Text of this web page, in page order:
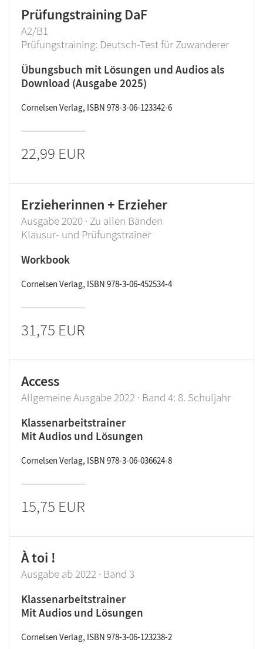
Prüfungstraining DaF
A2/B1
Prüfungstraining: Deutsch-Test für Zuwanderer
Übungsbuch mit Lösungen und Audios als
Download (Ausgabe 2025)
Cornelsen Verlag, ISBN 978-3-06-123342-6
22,99 EUR
Erzieherinnen + Erzieher
Ausgabe 2020 · Zu allen Bänden
Klausur- und Prüfungstrainer
Workbook
Cornelsen Verlag, ISBN 978-3-06-452534-4
31,75 EUR
Access
Allgemeine Ausgabe 2022 · Band 4: 8. Schuljahr
Klassenarbeitstrainer
Mit Audios und Lösungen
Cornelsen Verlag, ISBN 978-3-06-036624-8
15,75 EUR
À toi !
Ausgabe ab 2022 · Band 3
Klassenarbeitstrainer
Mit Audios und Lösungen
Cornelsen Verlag, ISBN 978-3-06-123238-2